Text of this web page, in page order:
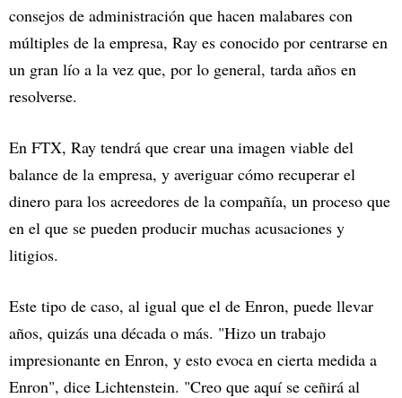
consejos de administración que hacen malabares con
múltiples de la empresa, Ray es conocido por centrarse en
un gran lío a la vez que, por lo general, tarda años en
resolverse.
En FTX, Ray tendrá que crear una imagen viable del
balance de la empresa, y averiguar cómo recuperar el
dinero para los acreedores de la compañía, un proceso que
en el que se pueden producir muchas acusaciones y
litigios.
Este tipo de caso, al igual que el de Enron, puede llevar
años, quizás una década o más. "Hizo un trabajo
impresionante en Enron, y esto evoca en cierta medida a
Enron", dice Lichtenstein. "Creo que aquí se ceñirá al